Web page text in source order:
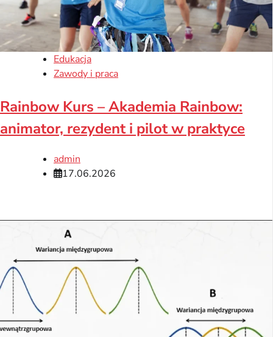
Edukacja
Zawody i praca
Rainbow Kurs – Akademia Rainbow:
animator, rezydent i pilot w praktyce
admin
17.06.2026